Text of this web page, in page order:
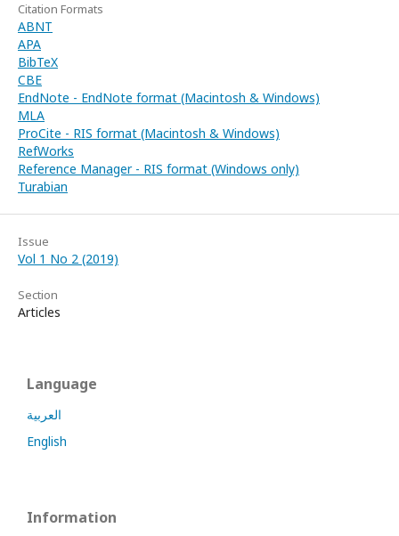
Citation Formats
ABNT
APA
BibTeX
CBE
EndNote - EndNote format (Macintosh & Windows)
MLA
ProCite - RIS format (Macintosh & Windows)
RefWorks
Reference Manager - RIS format (Windows only)
Turabian
Issue
Vol 1 No 2 (2019)
Section
Articles
Language
العربية
English
Information